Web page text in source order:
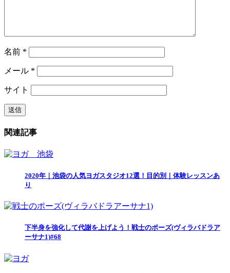
名前 *
メール *
サイト
関連記事
2020年｜池袋の人気ヨガスタジオ12選！目的別｜体験レッスンあ
り
下半身を強化して代謝を上げよう！戦士のポーズ(ヴィラバドラア
ーサナ1)#68